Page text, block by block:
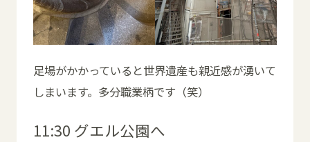
足場がかかっていると世界遺産も親近感が湧いて
しまいます。多分職業柄です（笑）
11:30 グエル公園へ